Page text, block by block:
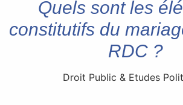
Quels sont les
constitutifs du
RDC ?
Droit Public & Etudes